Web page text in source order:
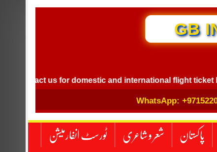
GB
us for domestic and international flight ticket
WhatsApp:
پاکستان شعر و شاعری ٹورسٹ انفارمیشن